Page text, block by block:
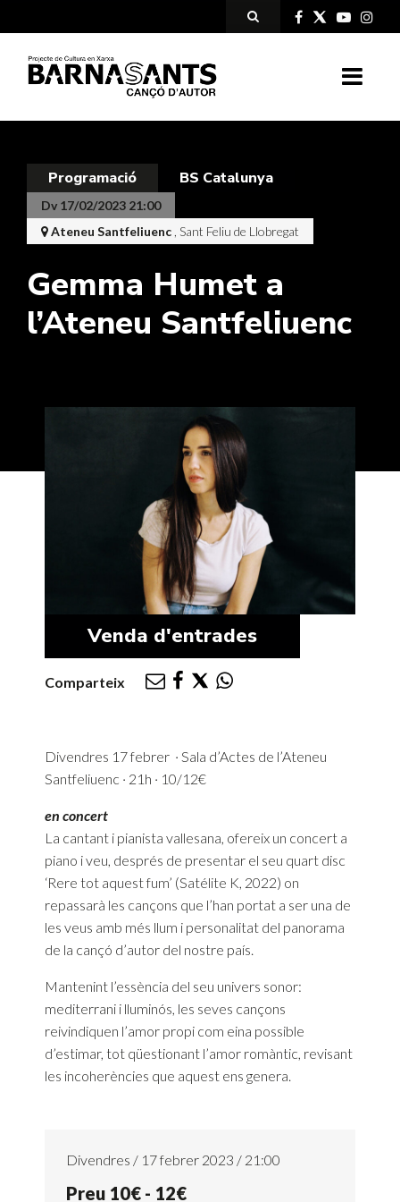
Programació BS Catalunya
Dv 17/02/2023 21:00
Ateneu Santfeliuenc , Sant Feliu de Llobregat
Gemma Humet a
l’Ateneu Santfeliuenc
Venda d'entrades
Comparteix
Divendres 17 febrer · Sala d’Actes de l’Ateneu
Santfeliuenc · 21h · 10/12€
en concert
La cantant i pianista vallesana, ofereix un concert a
piano i veu, després de presentar el seu quart disc
‘Rere tot aquest fum’ (Satélite K, 2022) on
repassarà les cançons que l’han portat a ser una de
les veus amb més llum i personalitat del panorama
de la cançó d’autor del nostre país.
Mantenint l’essència del seu univers sonor:
mediterrani i lluminós, les seves cançons
reivindiquen l’amor propi com eina possible
d’estimar, tot qüestionant l’amor romàntic, revisant
les incoherències que aquest ens genera.
Divendres / 17 febrer 2023 / 21:00
Preu 10€ - 12€